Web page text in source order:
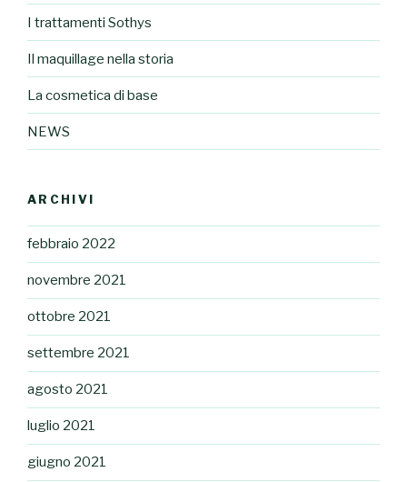
I trattamenti Sothys
Il maquillage nella storia
La cosmetica di base
NEWS
ARCHIVI
febbraio 2022
novembre 2021
ottobre 2021
settembre 2021
agosto 2021
luglio 2021
giugno 2021